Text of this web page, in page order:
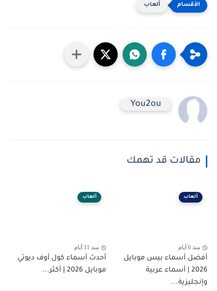
ألعاب
You2ou
مقالات قد تهمك
ألعاب
منذ 6 أيام
أفضل أسماء بيس موبايل
2026 | أسماء عربية
وإنجليزية...
ألعاب
منذ 11 أيام
أحدث أسماء كول أوف ديوتي
موبايل 2026 | أكثر...